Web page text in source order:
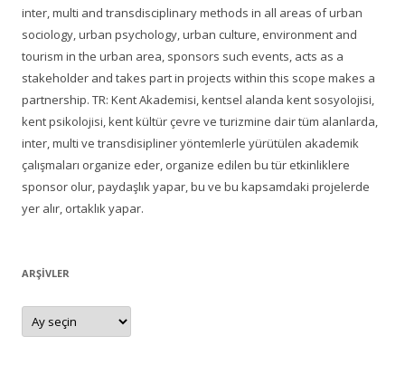
inter, multi and transdisciplinary methods in all areas of urban
sociology, urban psychology, urban culture, environment and
tourism in the urban area, sponsors such events, acts as a
stakeholder and takes part in projects within this scope makes a
partnership. TR: Kent Akademisi, kentsel alanda kent sosyolojisi,
kent psikolojisi, kent kültür çevre ve turizmine dair tüm alanlarda,
inter, multi ve transdisipliner yöntemlerle yürütülen akademik
çalışmaları organize eder, organize edilen bu tür etkinliklere
sponsor olur, paydaşlık yapar, bu ve bu kapsamdaki projelerde
yer alır, ortaklık yapar.
ARŞIVLER
Arşivler